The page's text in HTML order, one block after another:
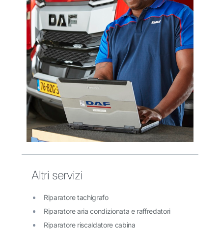
Altri servizi
Riparatore tachigrafo
Riparatore aria condizionata e raffredatori
Riparatore riscaldatore cabina